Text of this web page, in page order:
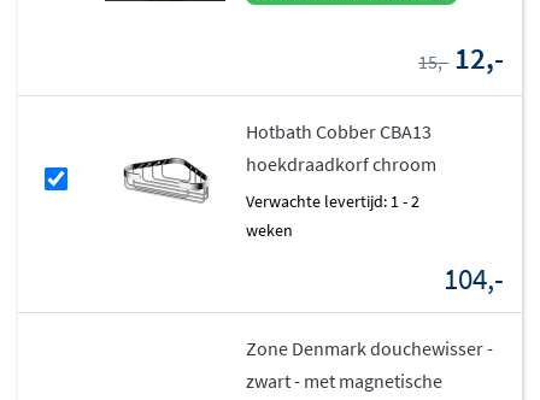
15,- 12,-
Hotbath Cobber CBA13
hoekdraadkorf chroom
Verwachte levertijd: 1 - 2
weken
104,-
Zone Denmark douchewisser -
zwart - met magnetische